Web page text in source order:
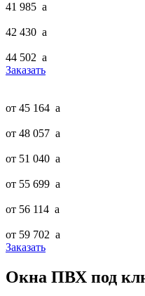
41 985 a
42 430 a
44 502 a
Заказать
от 45 164 a
от 48 057 a
от 51 040 a
от 55 699 a
от 56 114 a
от 59 702 a
Заказать
Окна ПВХ под